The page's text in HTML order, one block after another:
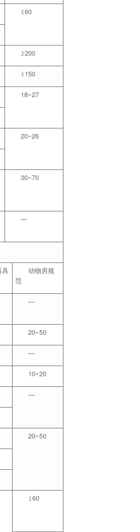
≤60
≥200
≥150
18~27
20~26
30~70
—
具
动物房规
范
—
20~50
—
10~20
—
20~50
≤60